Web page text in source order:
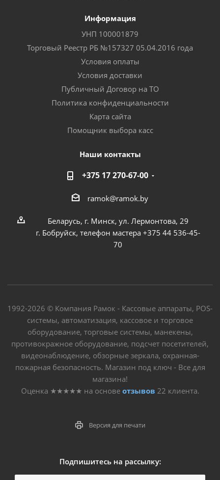
Информация
УНП 100001879
Торговый Реестр РБ №157327 05.04.2016 года
Условия оплаты
Условия доставки
Публичный Договор на ТО
Политика конфиденциальности
Карта сайта
Помощник выбора касс
Наши контакты
+375 17 270-67-00
ramok@ramok.by
Беларусь, г. Минск, ул. Лермонтова, 29
г. Бобруйск, телефон мастера +375 44 536-45-
70
1992-2026 © Компания Рамок - Кассовые аппараты, POS-
системы, автоматизация, кассовое и торговое
оборудование, торговые системы, манекены,
противокражное оборудование, подсчет посетителей,
видеонаблюдение, обзорные зеркала, охранная-
пожарная безопасность. Магазин под ключ - Все для
магазина!
Оценка ★★★★★ на основе отзывов 22 клиента.
Версия для печати
Подпишитесь на рассылку: